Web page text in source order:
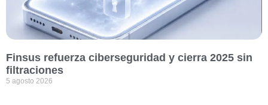
Finsus refuerza ciberseguridad y cierra 2025 sin
filtraciones
5 agosto 2026